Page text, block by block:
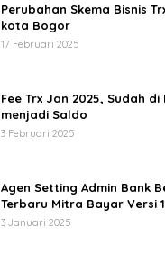
Perubahan Skema Bisnis
kota Bogor
17 Februari 2025
Fee Trx Jan 2025, Sudah
menjadi Saldo
3 Februari 2025
Agen Setting Admin Bank
Terbaru Mitra Bayar Versi
3 Januari 2025